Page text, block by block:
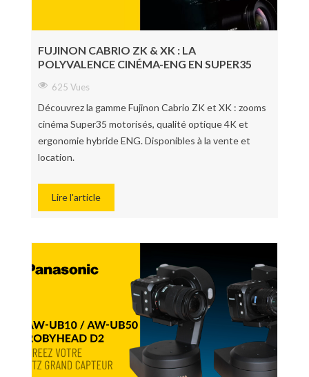
FUJINON CABRIO ZK & XK : LA
POLYVALENCE CINÉMA-ENG EN SUPER35
625 Vues
Découvrez la gamme Fujinon Cabrio ZK et XK : zooms
cinéma Super35 motorisés, qualité optique 4K et
ergonomie hybride ENG. Disponibles à la vente et
location.
Lire l'article